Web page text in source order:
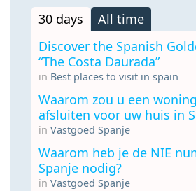
30 days
All time
Discover the Spanish
“The Costa Daurada”
in Best places to visit in spain
Waarom zou u een
afsluiten voor uw huis in
in Vastgoed Spanje
Waarom heb je de NIE
Spanje nodig?
in Vastgoed Spanje